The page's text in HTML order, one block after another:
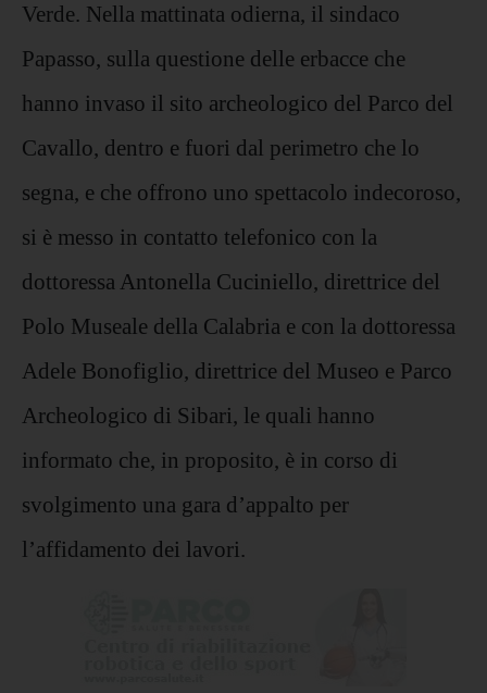
Verde. Nella mattinata odierna, il sindaco
Papasso, sulla questione delle erbacce che
hanno invaso il sito archeologico del Parco del
Cavallo, dentro e fuori dal perimetro che lo
segna, e che offrono uno spettacolo indecoroso,
si è messo in contatto telefonico con la
dottoressa Antonella Cuciniello, direttrice del
Polo Museale della Calabria e con la dottoressa
Adele Bonofiglio, direttrice del Museo e Parco
Archeologico di Sibari, le quali hanno
informato che, in proposito, è in corso di
svolgimento una gara d’appalto per
l’affidamento dei lavori.